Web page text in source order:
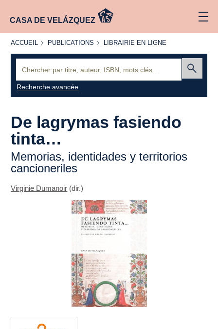
CASA DE VELÁZQUEZ
ACCUEIL
ACCUEIL PUBLICATIONS
PUBLICATIONS
LIBRAIRIE
LIBRAIRIE EN LIGNE
Recherche avancée
De lagrymas fasiendo
tinta…
Memorias, identidades y territorios
cancioneriles
Virginie Dumanoir (dir.)